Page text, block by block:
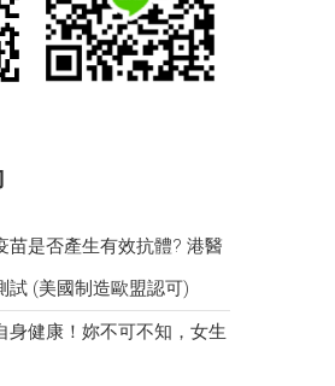
苗是否產生有效抗體? 港醫
試 (美國制造歐盟認可)
身健康！妳不可不知，女生